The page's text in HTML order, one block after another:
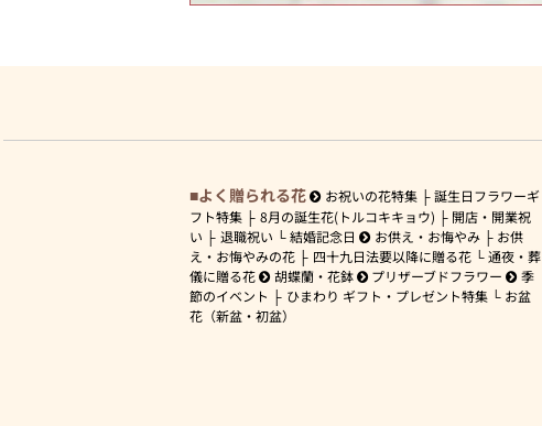
よく贈られる花 お祝いの花特集
誕生日フラワーギ
フト特集
8月の誕生花(トルコキキョウ)
開店・開業祝
い
退職祝い 結婚記念日 お供え・お悔やみ
お供
え・お悔やみの花
四十九日法要以降に贈る花
通夜・葬
儀に贈る花
胡蝶蘭・花鉢 プリザーブドフラワー
季
節のイベント
ひまわり ギフト・プレゼント特集
お盆
花（新盆・初盆）